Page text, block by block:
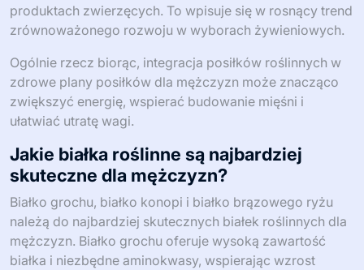
produktach zwierzęcych. To wpisuje się w rosnący trend
zrównoważonego rozwoju w wyborach żywieniowych.
Ogólnie rzecz biorąc, integracja posiłków roślinnych w
zdrowe plany posiłków dla mężczyzn może znacząco
zwiększyć energię, wspierać budowanie mięśni i
ułatwiać utratę wagi.
Jakie białka roślinne są najbardziej
skuteczne dla mężczyzn?
Białko grochu, białko konopi i białko brązowego ryżu
należą do najbardziej skutecznych białek roślinnych dla
mężczyzn. Białko grochu oferuje wysoką zawartość
białka i niezbędne aminokwasy, wspierając wzrost